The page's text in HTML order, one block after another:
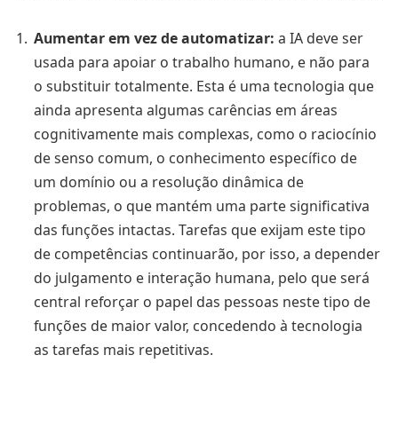
Aumentar em vez de automatizar: a IA deve ser
usada para apoiar o trabalho humano, e não para
o substituir totalmente. Esta é uma tecnologia que
ainda apresenta algumas carências em áreas
cognitivamente mais complexas, como o raciocínio
de senso comum, o conhecimento específico de
um domínio ou a resolução dinâmica de
problemas, o que mantém uma parte significativa
das funções intactas. Tarefas que exijam este tipo
de competências continuarão, por isso, a depender
do julgamento e interação humana, pelo que será
central reforçar o papel das pessoas neste tipo de
funções de maior valor, concedendo à tecnologia
as tarefas mais repetitivas.